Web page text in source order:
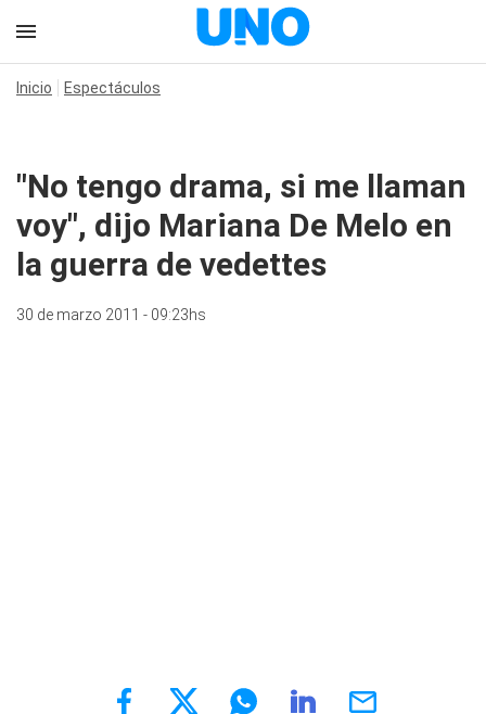
Inicio Espectáculos
"No tengo drama, si me llaman
voy", dijo Mariana De Melo en
la guerra de vedettes
30 de marzo 2011 - 09:23hs